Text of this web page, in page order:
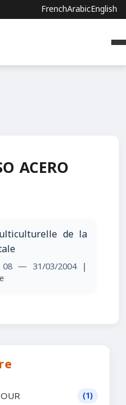
FrenchArabicEnglish
ACERO
de la
— 31/03/2004 |
(1)